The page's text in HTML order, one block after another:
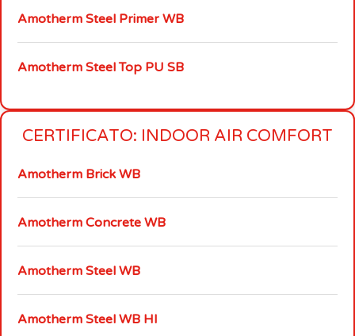
Amotherm Steel Primer WB
Amotherm Steel Top PU SB
CERTIFICATO: INDOOR AIR COMFORT
Amotherm Brick WB
Amotherm Concrete WB
Amotherm Steel WB
Amotherm Steel WB HI